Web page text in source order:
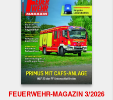
FEUERWEHR-MAGAZIN 3/2026